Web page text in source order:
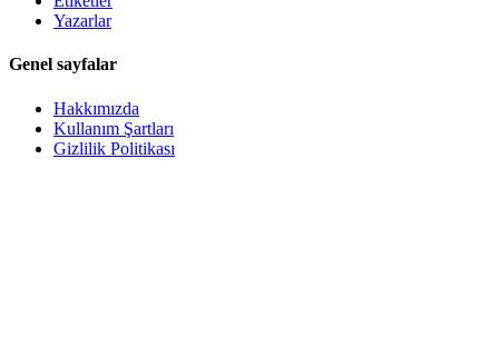
Yazarlar
Genel sayfalar
Hakkımızda
Kullanım Şartları
Gizlilik Politikası